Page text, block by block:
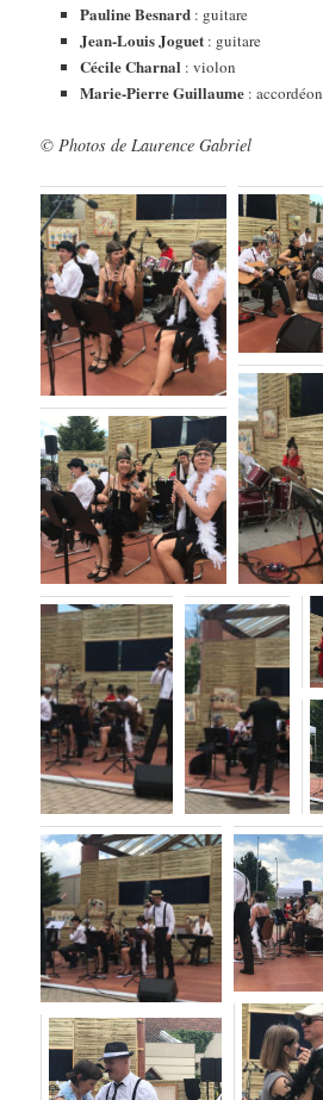
Pauline Besnard : guitare
Jean-Louis Joguet : guitare
Cécile Charnal : violon
Marie-Pierre Guillaume : accordéon
© Photos de Laurence Gabriel